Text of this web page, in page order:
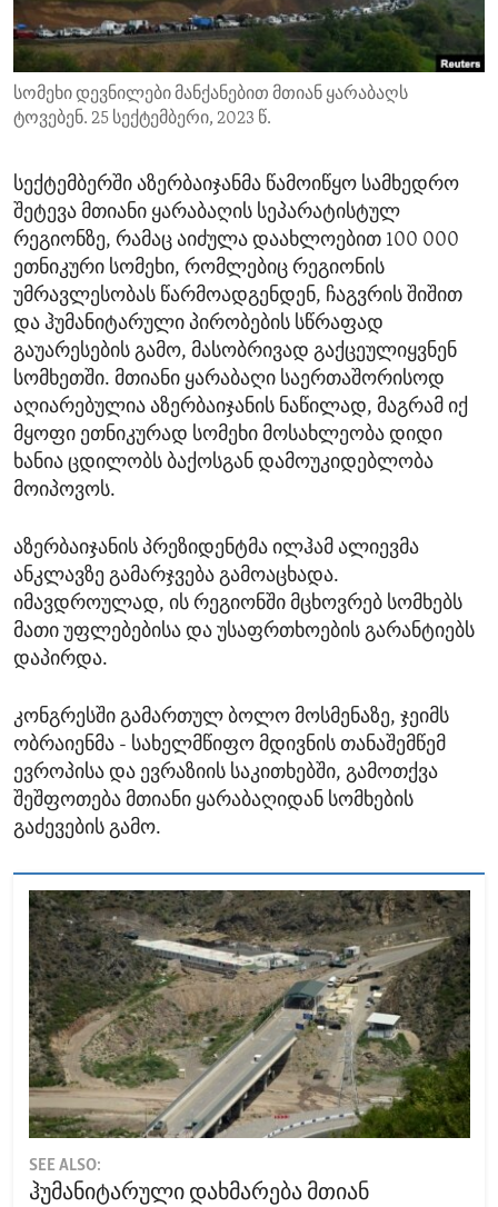
ENVIRONMENT AND HEALTH
IDEALS AND INSTITUTIONS
სომეხი დევნილები მანქანებით მთიან ყარაბაღს
ტოვებენ. 25 სექტემბერი, 2023 წ.
სექტემბერში აზერბაიჯანმა წამოიწყო სამხედრო
შეტევა მთიანი ყარაბაღის სეპარატისტულ
რეგიონზე, რამაც აიძულა დაახლოებით 100 000
ეთნიკური სომეხი, რომლებიც რეგიონის
უმრავლესობას წარმოადგენდენ, ჩაგვრის შიშით
და ჰუმანიტარული პირობების სწრაფად
გაუარესების გამო, მასობრივად გაქცეულიყვნენ
სომხეთში. მთიანი ყარაბაღი საერთაშორისოდ
აღიარებულია აზერბაიჯანის ნაწილად, მაგრამ იქ
მყოფი ეთნიკურად სომეხი მოსახლეობა დიდი
ხანია ცდილობს ბაქოსგან დამოუკიდებლობა
მოიპოვოს.
აზერბაიჯანის პრეზიდენტმა ილჰამ ალიევმა
ანკლავზე გამარჯვება გამოაცხადა.
იმავდროულად, ის რეგიონში მცხოვრებ სომხებს
მათი უფლებებისა და უსაფრთხოების გარანტიებს
დაპირდა.
კონგრესში გამართულ ბოლო მოსმენაზე, ჯეიმს
ობრაიენმა - სახელმწიფო მდივნის თანაშემწემ
ევროპისა და ევრაზიის საკითხებში, გამოთქვა
შეშფოთება მთიანი ყარაბაღიდან სომხების
გაძევების გამო.
SEE ALSO:
ჰუმანიტარული დახმარება მთიან